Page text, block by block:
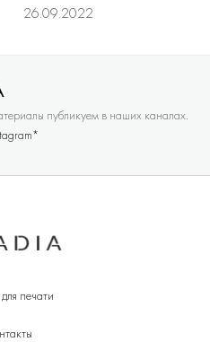
26.09.2022
публикуем в наших каналах.
печати